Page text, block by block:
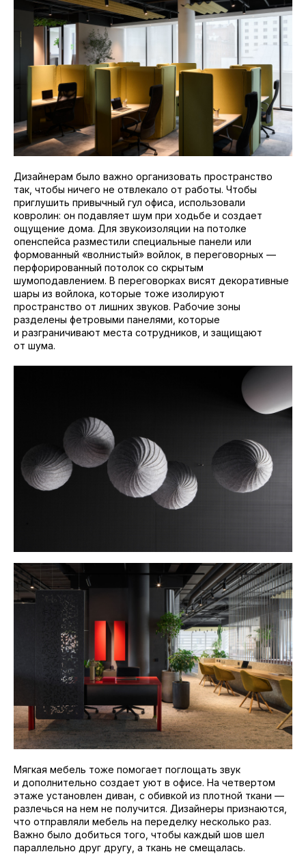
Дизайнерам было важно организовать пространство
так, чтобы ничего не отвлекало от работы. Чтобы
приглушить привычный гул офиса, использовали
ковролин: он подавляет шум при ходьбе и создает
ощущение дома. Для звукоизоляции на потолке
опенспейса разместили специальные панели или
формованный «волнистый» войлок, в переговорных —
перфорированный потолок со скрытым
шумоподавлением. В переговорках висят декоративные
шары из войлока, которые тоже изолируют
пространство от лишних звуков. Рабочие зоны
разделены фетровыми панелями, которые
и разграничивают места сотрудников, и защищают
от шума.
Мягкая мебель тоже помогает поглощать звук
и дополнительно создает уют в офисе. На четвертом
этаже установлен диван, с обивкой из плотной ткани —
разлечься на нем не получится. Дизайнеры признаются,
что отправляли мебель на переделку несколько раз.
Важно было добиться того, чтобы каждый шов шел
параллельно друг другу, а ткань не смещалась.